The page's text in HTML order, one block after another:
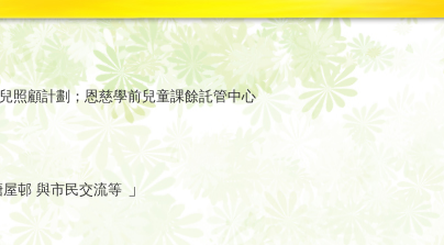
照顧計劃；恩慈學前兒童課餘託管中心
屋邨 與市民交流等」